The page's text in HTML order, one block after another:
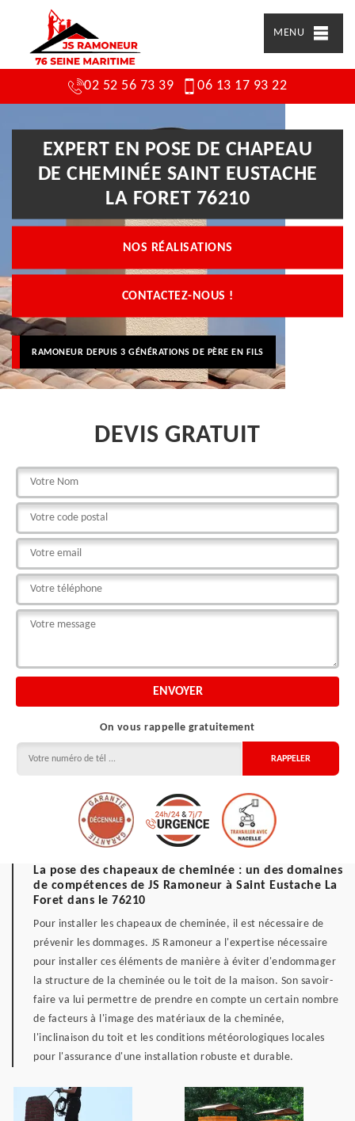
MENU
02 52 56 73 39 06 13 17 93 22
EXPERT EN POSE DE CHAPEAU
DE CHEMINÉE SAINT EUSTACHE
LA FORET 76210
NOS RÉALISATIONS
CONTACTEZ-NOUS !
RAMONEUR DEPUIS 3 GÉNÉRATIONS DE PÈRE EN FILS
DEVIS GRATUIT
On vous rappelle gratuitement
La pose des chapeaux de cheminée : un des domaines
de compétences de JS Ramoneur à Saint Eustache La
Foret dans le 76210
Pour installer les chapeaux de cheminée, il est nécessaire de
prévenir les dommages. JS Ramoneur a l'expertise nécessaire
pour installer ces éléments de manière à éviter d'endommager
la structure de la cheminée ou le toit de la maison. Son savoir-
faire va lui permettre de prendre en compte un certain nombre
de facteurs à l'image des matériaux de la cheminée,
l'inclinaison du toit et les conditions météorologiques locales
pour l'assurance d'une installation robuste et durable.